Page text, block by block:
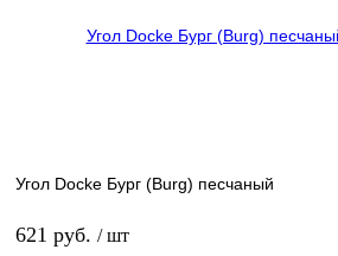
наличии
Угол Docke Бург (Burg) песчаный
621 руб. / шт